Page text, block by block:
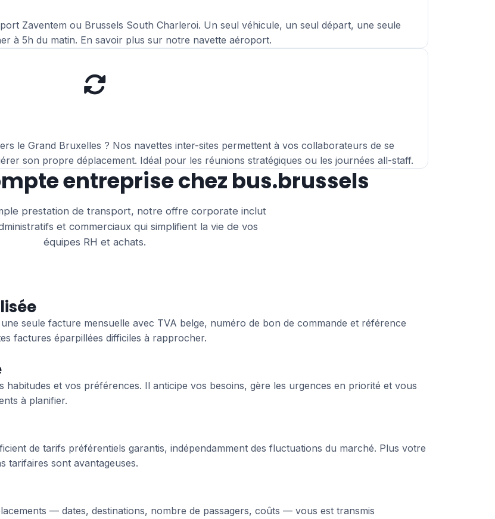
Zaventem ou Brussels South Charleroi. Un seul véhicule, un seul départ, une seule
à 5h du matin. En savoir plus sur notre navette aéroport.
le Grand Bruxelles ? Nos navettes inter-sites permettent à vos collaborateurs de se
son propre déplacement. Idéal pour les réunions stratégiques ou les journées all-staff.
entreprise chez bus.brussels
prestation de transport, notre offre corporate inclut
et commerciaux qui simplifient la vie de vos
équipes RH et achats.
seule facture mensuelle avec TVA belge, numéro de bon de commande et référence
factures éparpillées difficiles à rapprocher.
et vos préférences. Il anticipe vos besoins, gère les urgences en priorité et vous
à planifier.
de tarifs préférentiels garantis, indépendamment des fluctuations du marché. Plus votre
tarifaires sont avantageuses.
— dates, destinations, nombre de passagers, coûts — vous est transmis